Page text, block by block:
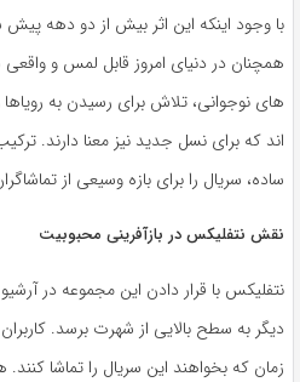
با وجود اینکه این اثر بیش از دو دهه
همچنان در دنیای امروز قابل لمس و
های نوجوانی، تلاش برای رسیدن به
اند که برای نسل جدید نیز معنا دارند.
ساده، سریال را برای بازه وسیعی از
نقش نتفلیکس در بازآفرینی محبوبیت
دیگر به سطح بالایی از شهرت برسد.
زمان که بخواهند این سریال را تماشا